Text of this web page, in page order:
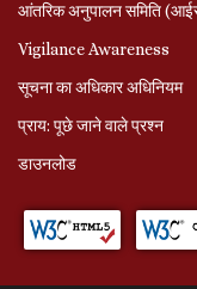
आंतरिक अनुपालन समिति
Vigilance Awareness
सूचना का अधिकार अधिनियम
प्राय: पूछे जाने वाले प्रश्‍न
डाउनलोड